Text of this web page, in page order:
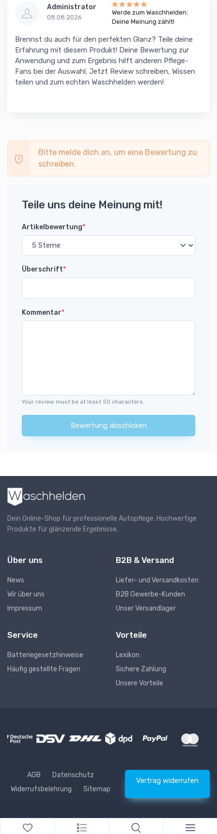
Administrator
08.08.2026
Werde zum Waschhelden:
Deine Meinung zählt!
Brennst du auch für den perfekten Glanz? Teile deine
Erfahrung mit diesem Produkt! Deine Bewertung zur
Anwendung und zum Ergebnis hilft anderen Pflege-
Fans bei der Auswahl. Jetzt Review schreiben, Wissen
teilen und zum echten Waschhelden werden!
Bitte melde dich an, um eine Bewertung zu
schreiben.
Teile uns deine Meinung mit!
Artikelbewertung*
Überschrift*
Kommentar*
Your review must be at least 50 characters.
Bewertung abschicken
Dein Online-Shop für professionelle Autopflege. Hochwertige
Produkte für glänzende Ergebnisse.
Über uns
News
Wir über uns
Impressum
B2B & Versand
Liefer- und Versandkosten
B2B Gewerbe-Kunden
Unser Versandlager
Service
Batteriegesetzhinweise
Häufig gestellte Fragen
Vorteile
Lexikon
Sichere Zahlung
Unsere Vorteile
AGB
Datenschutz
Widerrufsbelehrung
Sitemap
Vertrag widerrufen
* Alle Preise inkl. gesetzlicher USt., zzgl. Versand © Waschhelden